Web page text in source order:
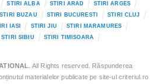
STIRI ALBA STIRI ARAD
STIRI ARGES
STIRI BUZAU STIRI BUCURESTI
STIRI CLUJ
IASI STIRI JIU
STIRI MARAMURES
STIRI SIBIU
STIRI TIMISOARA
. All Rights reserved. Răspunderea
materialelor publicate pe site-ul criteriul.ro